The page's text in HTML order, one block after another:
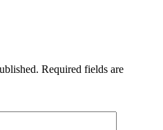
Required fields are